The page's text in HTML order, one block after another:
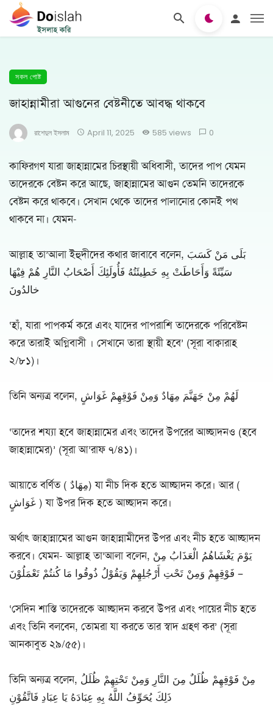
সকল পোষ্ট
জাহান্নামীরা আগুনের বেষ্টনীতে আবদ্ধ থাকবে
রাশেদুল ইসলাম April 11, 2025 585 views 0
কাফিরগণ যারা জাহান্নামের চিরস্থায়ী অধিবাসী, তাদের পাপ যেমন
তাদেরকে বেষ্টন করে আছে, জাহান্নামের আগুন তেমনি তাদেরকে
বেষ্টন করে থাকবে। সেখান থেকে তাদের পালানোর কোনই পথ
থাকবে না। যেমন-
আল্লাহ তা’আলা ইহুদীদের কথার জাবাবে বলেন, بَلَى مَنْ كَسَبَ
سَيِّئَةً وَأَحَاطَتْ بِهِ خَطِيئَتُهُ فَأُولَئِكَ أَصْحَابُ النَّارِ هُمْ فِيْهَا
خالدُونَ
‘হাঁ, যারা পাপকর্ম করে এবং যাদের পাপরাশি তাদেরকে পরিবেষ্টন
করে তারাই অগ্নিবাসী । সেখানে তারা স্থায়ী হবে’ (সূরা বাক্বারাহ
২/৮১)।
তিনি অন্যত্র বলেন, لَهُمْ مِنْ جَهَنَّمَ مِهَادٌ وَمِنْ فَوْقِهِمْ غَوَاشٍ
‘তাদের শয্যা হবে জাহান্নামের এবং তাদের উপরের আচ্ছাদনও (হবে
জাহান্নামের)’ (সূরা আ’রাফ ৭/৪১)।
আয়াতে বর্ণিত ( مِهَادٌ) যা নীচ দিক হতে আচ্ছাদন করে। আর (
غَوَاشٍ ) যা উপর দিক হতে আচ্ছাদন করে।
অর্থাৎ জাহান্নামের আগুন জাহান্নামীদের উপর এবং নীচ হতে আচ্ছাদন
করবে। যেমন- আল্লাহ তা’আলা বলেন, يَوْمَ يَغْشَاهُمُ الْعَذَابُ مِنْ
فَوْقِهِمْ وَمِنْ تَحْتِ أَرْجُلِهِمْ وَيَقُوْلُ ذُوقُوا مَا كُنتُمْ تَعْمَلُوْنَ –
‘সেদিন শাস্তি তাদেরকে আচ্ছাদন করবে উপর এবং পায়ের নীচ হতে
এবং তিনি বলবেন, তোমরা যা করতে তার স্বাদ গ্রহণ কর’ (সূরা
আনকাবুত ২৯/৫৫)।
তিনি অন্যত্র বলেন, مِنْ فَوْقِهِمْ ظُلَلٌ مِنَ النَّارِ وَمِنْ تَحْتِهِمْ ظُلَلُ
ذَلِكَ يُحَوِّفُ اللَّهُ بِهِ عِبَادَهُ يَا عِبَادِ فَاتَّقُوْنِ